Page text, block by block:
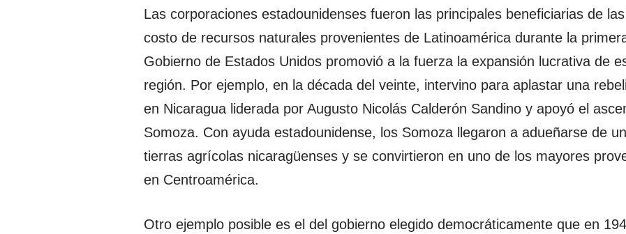
Las corporaciones estadounidenses fueron las principales beneficiarias de
costo de recursos naturales provenientes de Latinoamérica durante la
Gobierno de Estados Unidos promovió a la fuerza la expansión lucrativa de
región. Por ejemplo, en la década del veinte, intervino para aplastar una
en Nicaragua liderada por Augusto Nicolás Calderón Sandino y apoyó el
Somoza. Con ayuda estadounidense, los Somoza llegaron a adueñarse de
tierras agrícolas nicaragüenses y se convirtieron en uno de los mayores
en Centroamérica.
Otro ejemplo posible es el del gobierno elegido democráticamente que en